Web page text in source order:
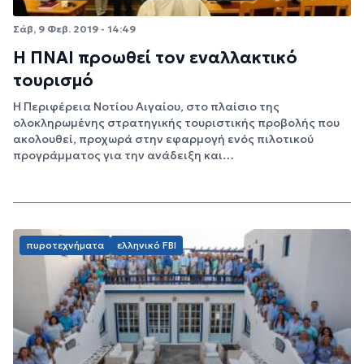
Σάβ, 9 Φεβ. 2019 - 14:49
Η ΠΝΑΙ προωθεί τον εναλλακτικό
τουρισμό
Η Περιφέρεια Νοτίου Αιγαίου, στο πλαίσιο της
ολοκληρωμένης στρατηγικής τουριστικής προβολής που
ακολουθεί, προχωρά στην εφαρμογή ενός πιλοτικού
προγράμματος για την ανάδειξη και…
πυροτεχνήματα ελληνικό FBI